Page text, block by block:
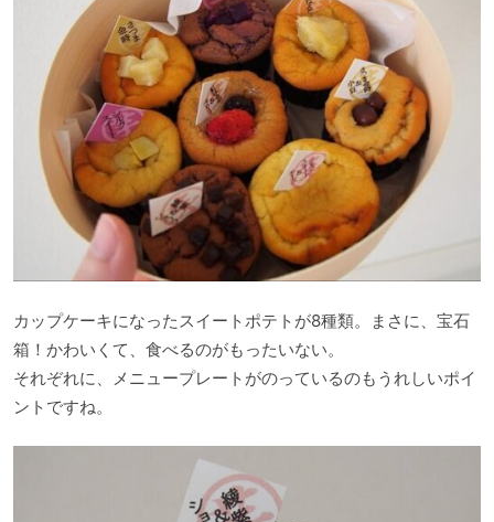
カップケーキになったスイートポテトが8種類。まさに、宝石
箱！かわいくて、食べるのがもったいない。
それぞれに、メニュープレートがのっているのもうれしいポイ
ントですね。